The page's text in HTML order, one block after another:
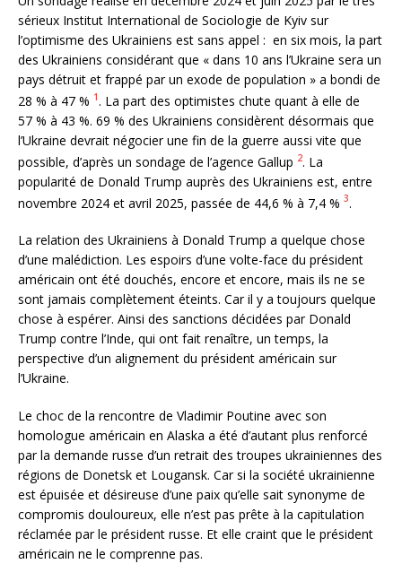
sérieux Institut International de Sociologie de Kyiv sur
l’optimisme des Ukrainiens est sans appel : en six mois, la part
des Ukrainiens considérant que « dans 10 ans l’Ukraine sera un
pays détruit et frappé par un exode de population » a bondi de
28 % à 47 % 1. La part des optimistes chute quant à elle de
57 % à 43 %. 69 % des Ukrainiens considèrent désormais que
l’Ukraine devrait négocier une fin de la guerre aussi vite que
possible, d’après un sondage de l’agence Gallup 2. La
popularité de Donald Trump auprès des Ukrainiens est, entre
novembre 2024 et avril 2025, passée de 44,6 % à 7,4 % 3.
La relation des Ukrainiens à Donald Trump a quelque chose
d’une malédiction. Les espoirs d’une volte-face du président
américain ont été douchés, encore et encore, mais ils ne se
sont jamais complètement éteints. Car il y a toujours quelque
chose à espérer. Ainsi des sanctions décidées par Donald
Trump contre l’Inde, qui ont fait renaître, un temps, la
perspective d’un alignement du président américain sur
l’Ukraine.
Le choc de la rencontre de Vladimir Poutine avec son
homologue américain en Alaska a été d’autant plus renforcé
par la demande russe d’un retrait des troupes ukrainiennes des
régions de Donetsk et Lougansk. Car si la société ukrainienne
est épuisée et désireuse d’une paix qu’elle sait synonyme de
compromis douloureux, elle n’est pas prête à la capitulation
réclamée par le président russe. Et elle craint que le président
américain ne le comprenne pas.